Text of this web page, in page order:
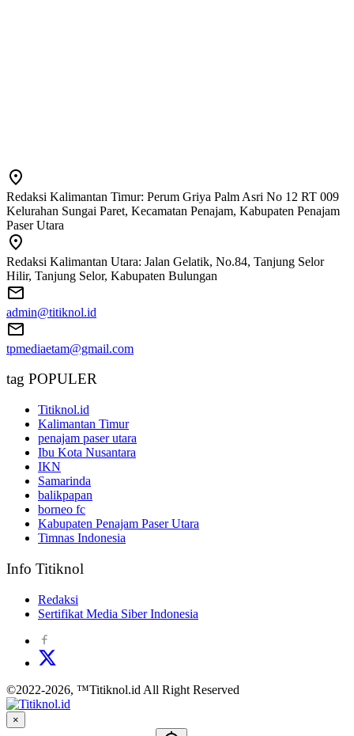
Redaksi Kalimantan Timur: Perum Griya Palm Asri No 12 RT 009
Kelurahan Sungai Paret, Kecamatan Penajam, Kabupaten Penajam
Paser Utara
Redaksi Kalimantan Utara: Jalan Gelatik, No.84, Tanjung Selor
Hilir, Tanjung Selor, Kabupaten Bulungan
admin@titiknol.id
tpmediaetam@gmail.com
tag POPULER
Titiknol.id
Kalimantan Timur
penajam paser utara
Ibu Kota Nusantara
IKN
Samarinda
balikpapan
borneo fc
Kabupaten Penajam Paser Utara
Timnas Indonesia
Info Titiknol
Redaksi
Sertifikat Media Siber Indonesia
©2022-2026, ™Titiknol.id All Right Reserved
×